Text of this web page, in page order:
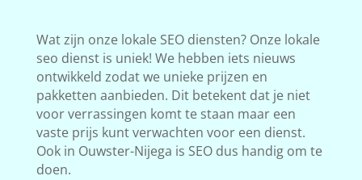
Wat zijn onze lokale SEO diensten? Onze lokale
seo dienst is uniek! We hebben iets nieuws
ontwikkeld zodat we unieke prijzen en
pakketten aanbieden. Dit betekent dat je niet
voor verrassingen komt te staan maar een
vaste prijs kunt verwachten voor een dienst.
Ook in Ouwster-Nijega is SEO dus handig om te
doen.